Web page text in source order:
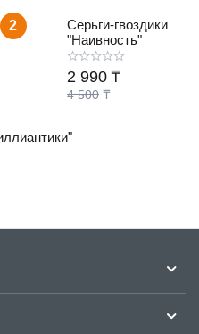
2
Серьги-гвоздики
"Наивность"
4 500 ₸
2 990 ₸